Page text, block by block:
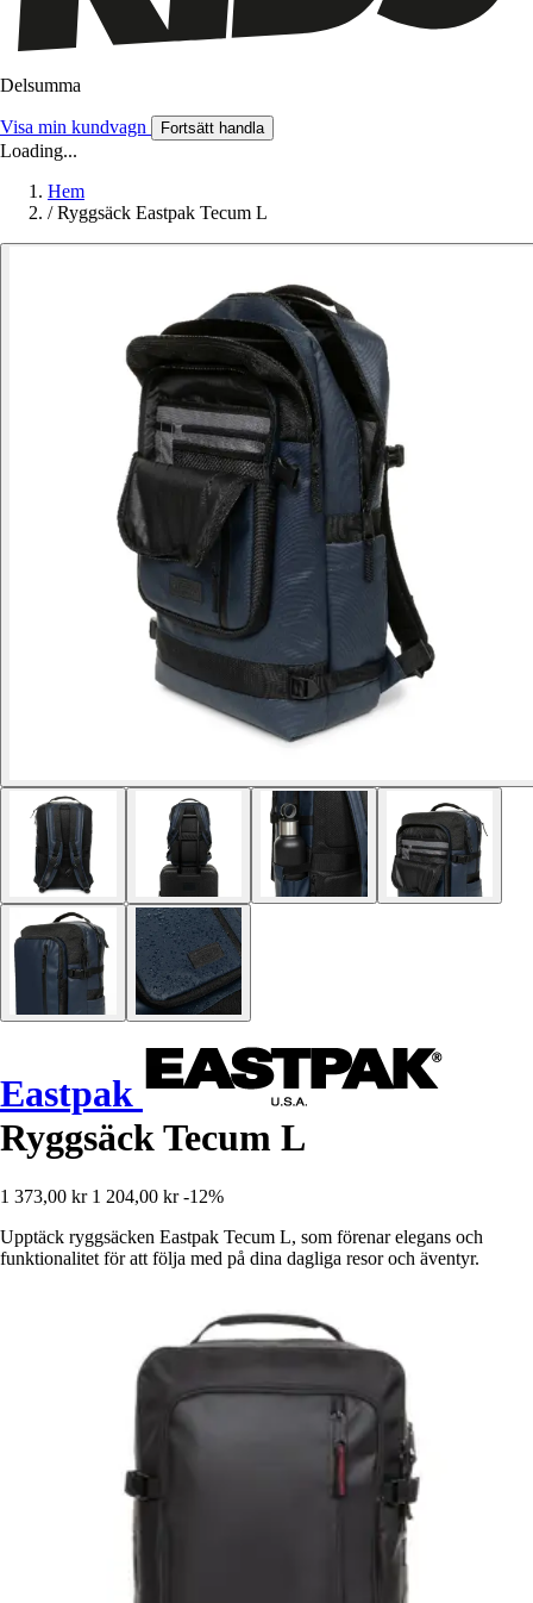
Delsumma
Visa min kundvagn Fortsätt handla
Loading...
Hem
/ Ryggsäck Eastpak Tecum L
Eastpak
Ryggsäck Tecum L
1 373,00 kr 1 204,00 kr -12%
Upptäck ryggsäcken Eastpak Tecum L, som förenar elegans och
funktionalitet för att följa med på dina dagliga resor och äventyr.